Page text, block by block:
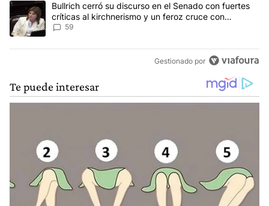
Un artículo de tendencia con el título "Bullrich cerró su discurso
Bullrich cerró su discurso en el Senado con fuertes
críticas al kirchnerismo y un feroz cruce con
Capitanich al que le gritó “¡cállate!”
59
Gestionado por